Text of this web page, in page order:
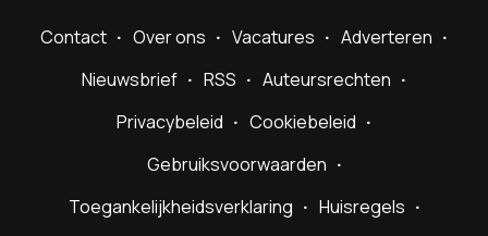
Contact Over ons Vacatures
Adverteren
Nieuwsbrief
RSS
Auteursrechten
Privacybeleid
Cookiebeleid
Gebruiksvoorwaarden
Toegankelijkheidsverklaring
Huisregels